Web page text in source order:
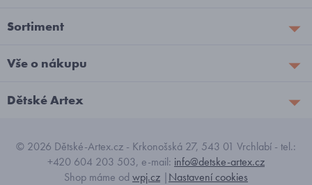
Sortiment
Vše o nákupu
Dětské Artex
© 2026 Dětské-Artex.cz - Krkonošská 27, 543 01 Vrchlabí - tel.:
+420 604 203 503, e-mail: info@detske-artex.cz
Shop máme od wpj.cz |Nastavení cookies